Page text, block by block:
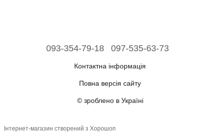
093-354-79-18 097-535-63-73
Контактна інформація
Повна версія сайту
© зроблено в Україні
Інтернет-магазин створений з Хорошоп